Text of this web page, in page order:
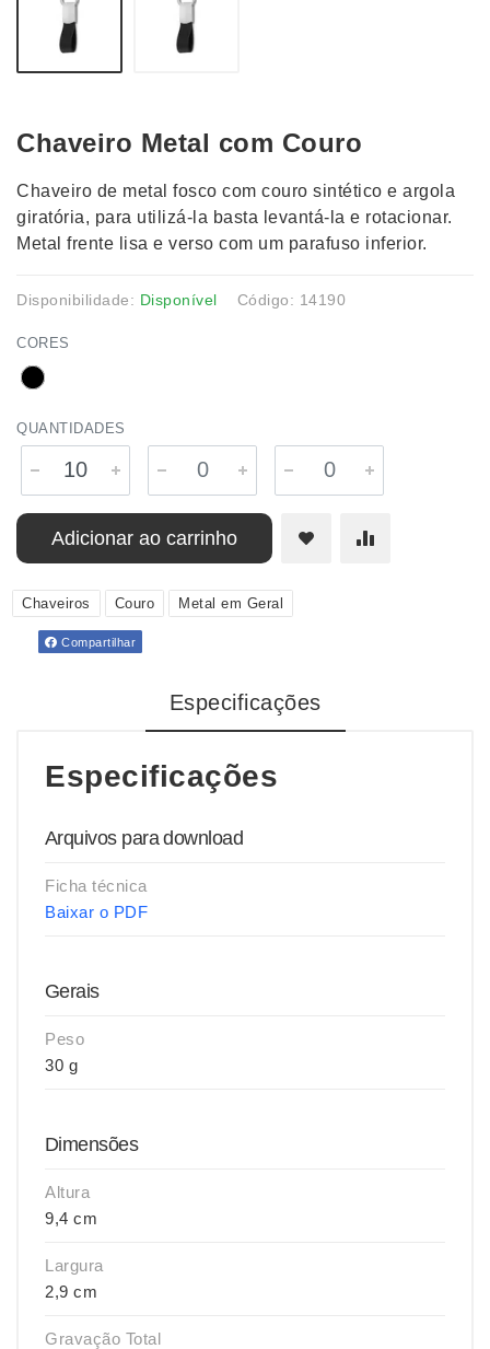
Chaveiro Metal com Couro
Chaveiro de metal fosco com couro sintético e argola
giratória, para utilizá-la basta levantá-la e rotacionar.
Metal frente lisa e verso com um parafuso inferior.
Disponibilidade: Disponível Código: 14190
CORES
QUANTIDADES
Adicionar ao carrinho
Chaveiros Couro Metal em Geral
Compartilhar
Especificações
Especificações
Arquivos para download
Ficha técnica
Baixar o PDF
Gerais
Peso
30 g
Dimensões
Altura
9,4 cm
Largura
2,9 cm
Gravação Total